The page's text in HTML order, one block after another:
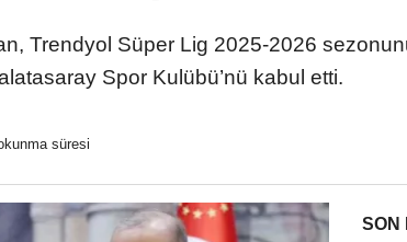
Trendyol Süper Lig 2025-2026
Spor Kulübü’nü kabul etti.
süresi
SON